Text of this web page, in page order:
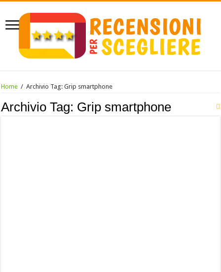
Home / Archivio Tag:Grip smartphone
Archivio Tag: Grip smartphone